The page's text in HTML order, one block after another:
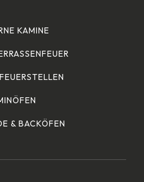
KAMINE
& BACKÖFEN